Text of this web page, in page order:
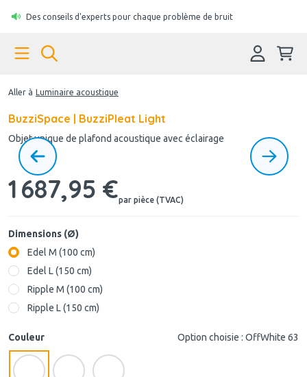
Des conseils d'experts pour chaque problème de bruit
Aller à Luminaire acoustique
BuzziSpace | BuzziPleat Light
Objet unique de plafond acoustique avec éclairage
1 687,95 €par pièce (TVAC)
Dimensions (Ø)
Edel M (100 cm)
Edel L (150 cm)
Ripple M (100 cm)
Ripple L (150 cm)
Couleur Option choisie : OffWhite 63